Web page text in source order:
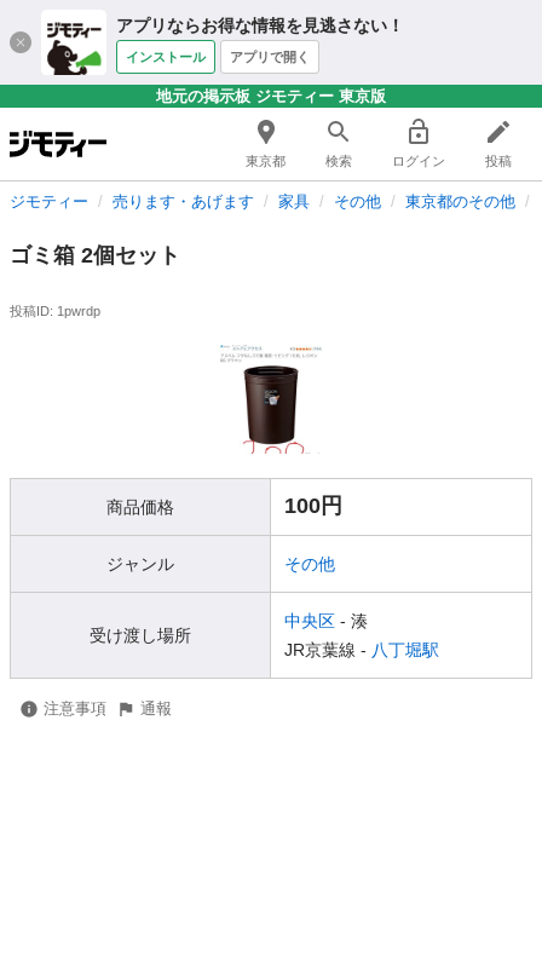
アプリならお得な情報を見逃さない！
インストール アプリで開く
地元の掲示板 ジモティー 東京版
東京都 検索 ログイン 投稿
ジモティー 売ります・あげます 家具 その他 東京都のその他
ゴミ箱 2個セット
投稿ID: 1pwrdp
商品価格 100円
ジャンル その他
受け渡し場所
中央区 - 湊
JR京葉線 - 八丁堀駅
注意事項 通報